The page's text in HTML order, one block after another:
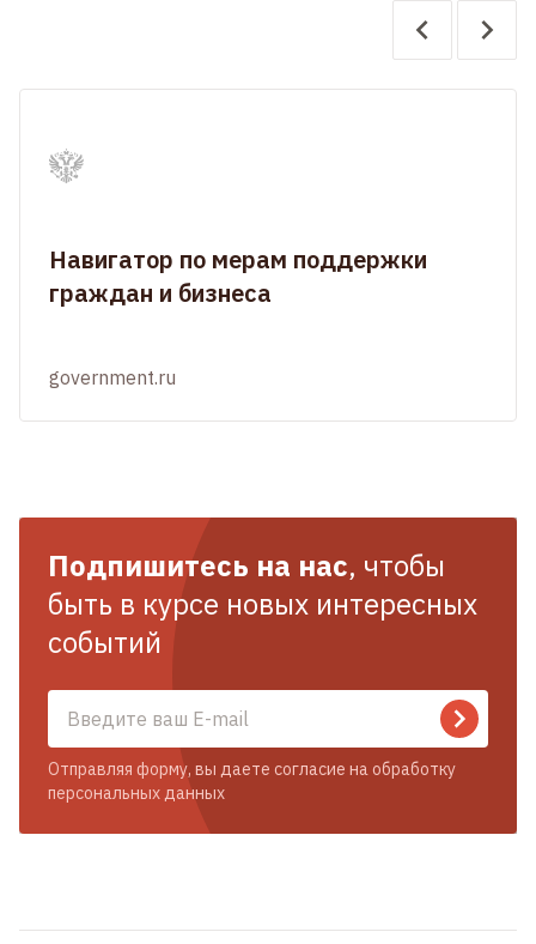
Навигатор по мерам поддержки
граждан и бизнеса
government.ru
Подпишитесь на нас, чтобы
быть в курсе новых интересных
событий
Отправляя форму, вы даете согласие на обработку
персональных данных